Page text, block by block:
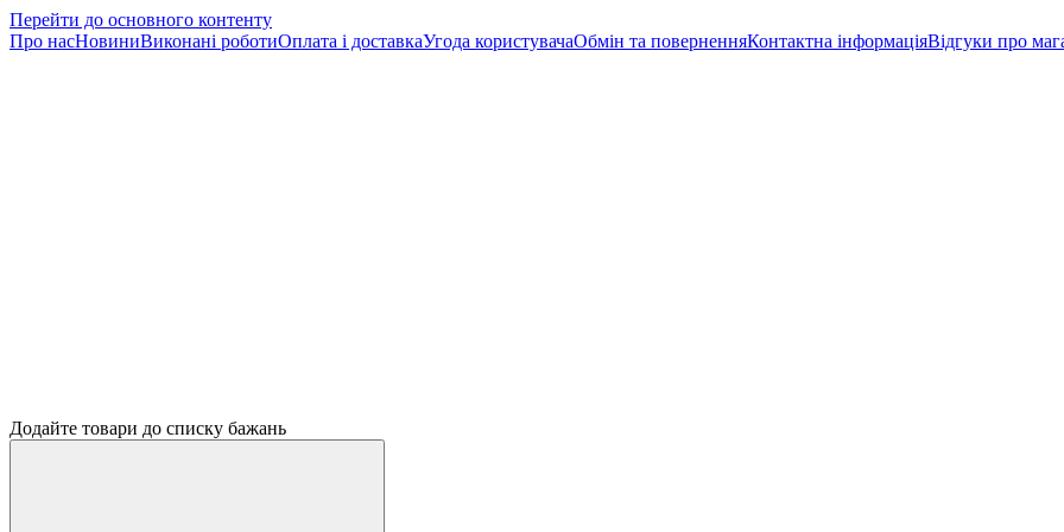
Перейти до основного контенту
Про насНовиниВиконані роботиОплата і доставкаУгода користувачаОбмін та поверненняКонтактна інформаціяВідгуки про
Додайте товари до списку бажань